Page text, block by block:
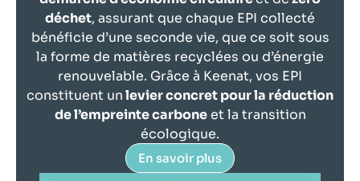
déchet, assurant que chaque EPI collecté
bénéficie d’une seconde vie, que ce soit sous
la forme de matières recyclées ou d’énergie
renouvelable. Grâce à Keenat, vos EPI
constituent unlevier concret pour la réduction
de l’empreinte carboneet la transition
écologique.
En savoir plus